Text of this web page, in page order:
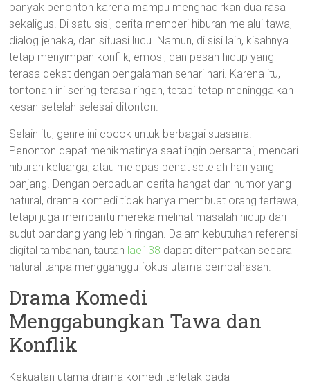
banyak penonton karena mampu menghadirkan dua rasa
sekaligus. Di satu sisi, cerita memberi hiburan melalui tawa,
dialog jenaka, dan situasi lucu. Namun, di sisi lain, kisahnya
tetap menyimpan konflik, emosi, dan pesan hidup yang
terasa dekat dengan pengalaman sehari hari. Karena itu,
tontonan ini sering terasa ringan, tetapi tetap meninggalkan
kesan setelah selesai ditonton.
Selain itu, genre ini cocok untuk berbagai suasana.
Penonton dapat menikmatinya saat ingin bersantai, mencari
hiburan keluarga, atau melepas penat setelah hari yang
panjang. Dengan perpaduan cerita hangat dan humor yang
natural, drama komedi tidak hanya membuat orang tertawa,
tetapi juga membantu mereka melihat masalah hidup dari
sudut pandang yang lebih ringan. Dalam kebutuhan referensi
digital tambahan, tautan lae138 dapat ditempatkan secara
natural tanpa mengganggu fokus utama pembahasan.
Drama Komedi
Menggabungkan Tawa dan
Konflik
Kekuatan utama drama komedi terletak pada